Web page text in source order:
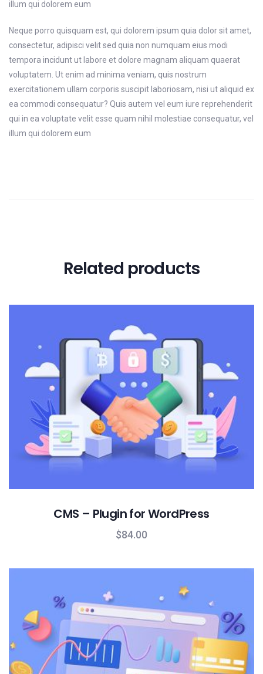
illum qui dolorem eum
Neque porro quisquam est, qui dolorem ipsum quia dolor sit amet,
consectetur, adipisci velit sed quia non numquam eius modi
tempora incidunt ut labore et dolore magnam aliquam quaerat
voluptatem. Ut enim ad minima veniam, quis nostrum
exercitationem ullam corporis suscipit laboriosam, nisi ut aliquid ex
ea commodi consequatur? Quis autem vel eum iure reprehenderit
qui in ea voluptate velit esse quam nihil molestiae consequatur, vel
illum qui dolorem eum
Related products
CMS – Plugin for WordPress
$84.00